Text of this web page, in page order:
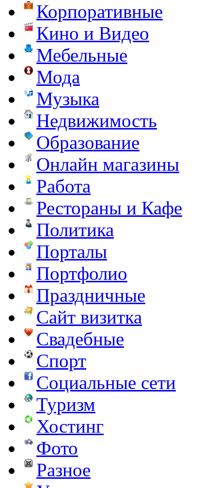
Корпоративные
Кино и Видео
Мебельные
Мода
Музыка
Недвижимость
Образование
Онлайн магазины
Работа
Рестораны и Кафе
Политика
Порталы
Портфолио
Праздничные
Сайт визитка
Свадебные
Спорт
Социальные сети
Туризм
Хостинг
Фото
Разное